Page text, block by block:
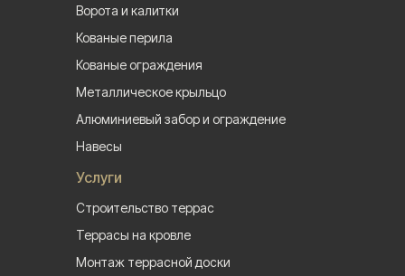
Ворота и калитки
Металлическое крыльцо
Навесы
Алюминиевый забор и ограждение
Кованые ограждения
Кованые перила
Строительство террас
Террасы на кровле
Монтаж террасной доски
Услуги